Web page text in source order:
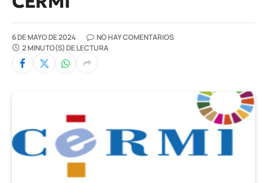
6 DE MAYO DE 2024
NO HAY COMENTARIOS
2 MINUTO(S) DE LECTURA